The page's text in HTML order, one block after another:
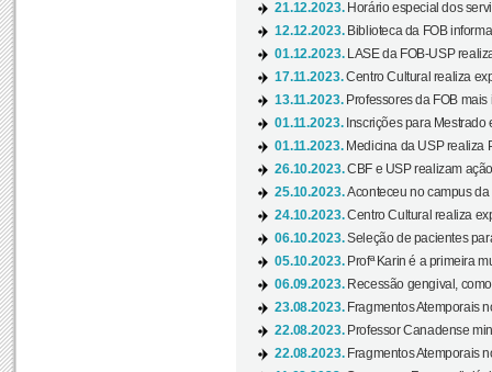
21.12.2023. Horário especial dos
12.12.2023. Biblioteca da FOB
01.12.2023.
LASE da FOB-USP
17.11.2023.Centro Cultural realiza
13.11.2023. Professores da FOB
01.11.2023. Inscrições para
01.11.2023. Medicina da USP realiza
26.10.2023.CBF e USP realizam
25.10.2023.Aconteceu no campus da
24.10.2023.Centro Cultural realiza
06.10.2023.Seleção de pacientes
05.10.2023. Profª Karin é a primeira
06.09.2023. Recessão gengival,
23.08.2023. Fragmentos Atemporais
22.08.2023. Professor Canadense
22.08.2023. Fragmentos Atemporais